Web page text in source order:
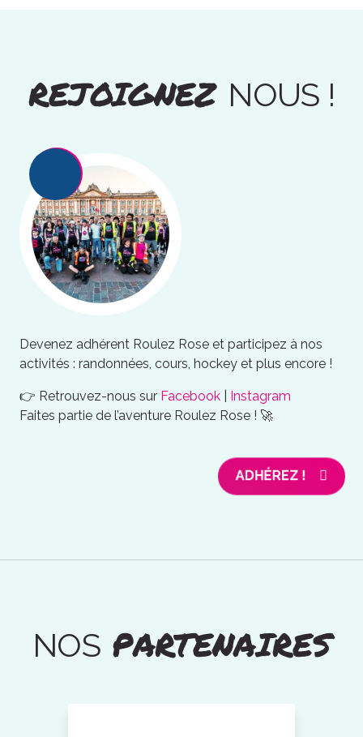
REJOIGNEZ NOUS !
Devenez adhérent Roulez Rose et participez à nos
activités : randonnées, cours, hockey et plus encore !
👉 Retrouvez-nous sur Facebook
Instagram
Faites partie de l’aventure Roulez Rose ! 🚀
ADHÉREZ !
NOSPARTENAIRES